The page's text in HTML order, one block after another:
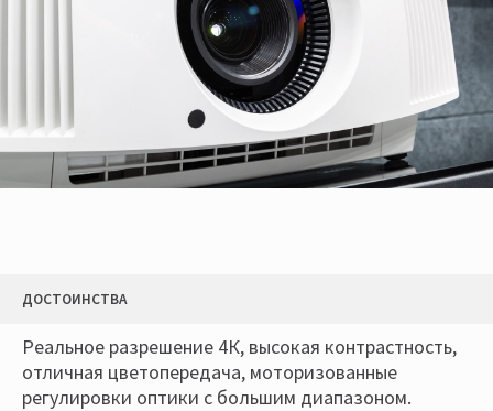
ДОСТОИНСТВА
Реальное разрешение 4К, высокая контрастность,
отличная цветопередача, моторизованные
регулировки оптики с большим диапазоном.